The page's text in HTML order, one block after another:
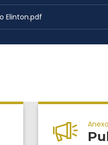
Elinton.pdf